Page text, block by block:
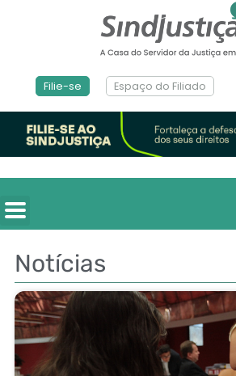
Filie-se Espaço do Filiado
Notícias